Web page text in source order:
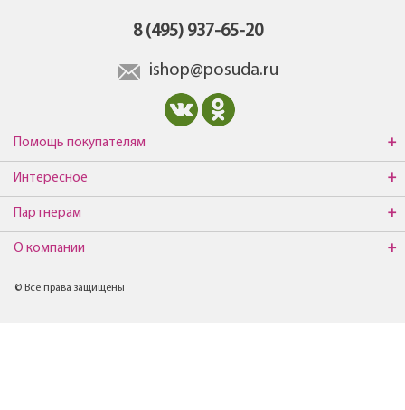
8 (495) 937-65-20
ishop@posuda.ru
Помощь покупателям
Интересное
Партнерам
О компании
© Все права защищены